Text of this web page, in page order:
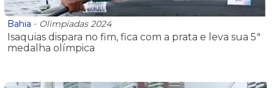
Bahia - Olimpíadas 2024
Isaquias dispara no fim, fica com a prata e leva sua 5ª
medalha olímpica